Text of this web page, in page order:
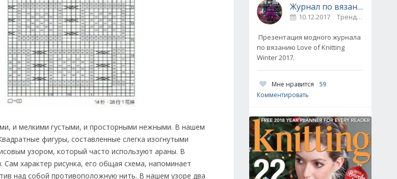
и мелкими густыми, и просторными нежными. В нашем
фигуры, составленные слегка изогнутыми
узором, который часто используют араны. В
Сам характер рисунка, его общая схема, напоминает
над собой противоположную нить. В нашем узоре два
Журнал по вязанию Love of Knitting выпуск Зима 2017
10.12.2017 Тренды / Вдохновение
Презентация модного журнала
по вязанию Love of Knitting
Winter 2017.
Мне нравится
59
Комментировать